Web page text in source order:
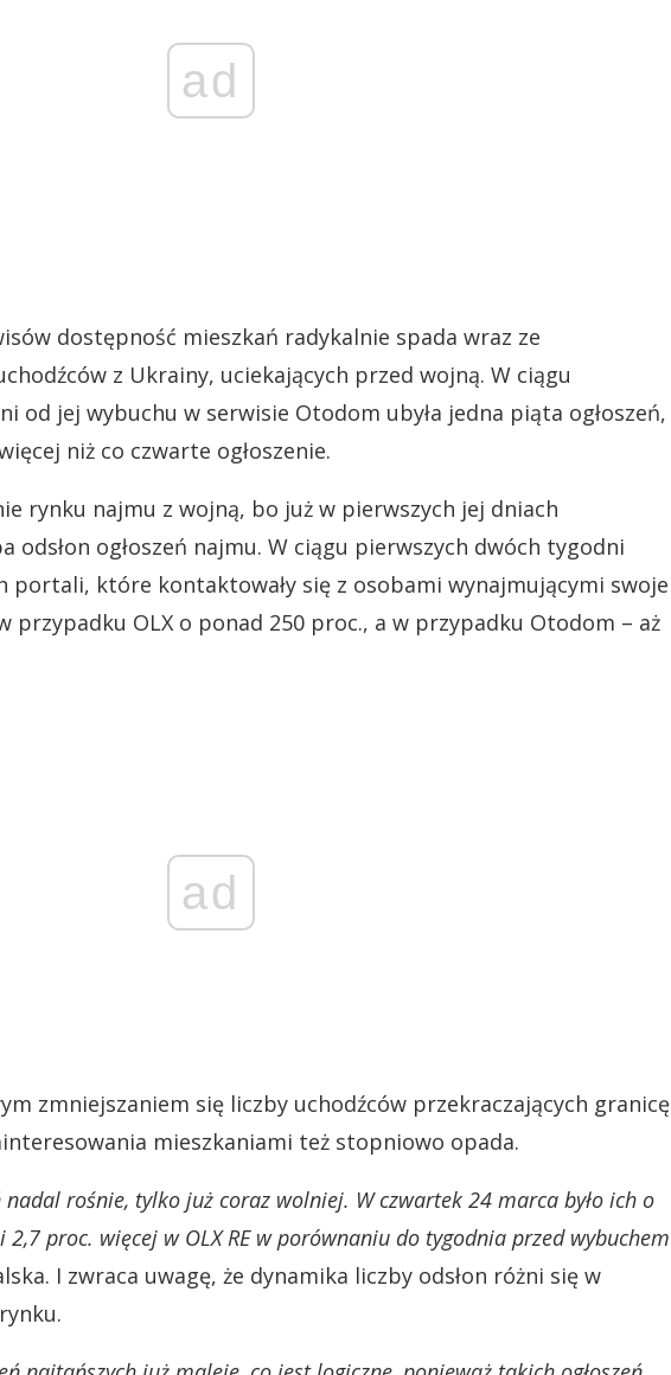
ad
dostępność mieszkań radykalnie spada wraz ze
z Ukrainy, uciekających przed wojną. W ciągu
od jej wybuchu w serwisie Otodom ubyła jedna piąta ogłoszeń,
niż co czwarte ogłoszenie.
rynku najmu z wojną, bo już w pierwszych jej dniach
odsłon ogłoszeń najmu. W ciągu pierwszych dwóch tygodni
portali, które kontaktowały się z osobami wynajmującymi swoje
przypadku OLX o ponad 250 proc., a w przypadku Otodom – aż
ad
zmniejszaniem się liczby uchodźców przekraczających granicę
mieszkaniami też stopniowo opada.
rośnie, tylko już coraz wolniej. W czwartek 24 marca było ich o
proc. więcej w OLX RE w porównaniu do tygodnia przed wybuchem
I zwraca uwagę, że dynamika liczby odsłon różni się w